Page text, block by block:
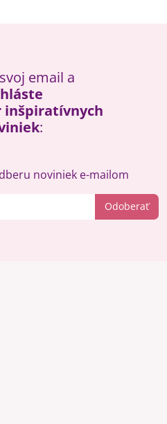
email a
inšpiratívnych
:
Odoberať
noviniek e-mailom